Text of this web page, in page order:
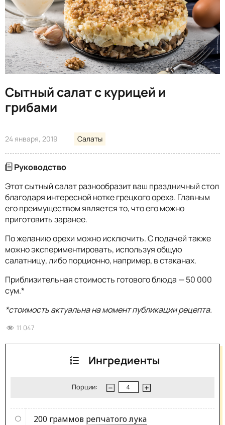
Сытный салат с курицей и
грибами
24 января, 2019 Салаты
Руководство
Этот сытный салат разнообразит ваш праздничный стол
благодаря интересной нотке грецкого ореха. Главным
его преимуществом является то, что его можно
приготовить заранее.
По желанию орехи можно исключить. С подачей также
можно экспериментировать, используя общую
салатницу, либо порционно, например, в стаканах.
Приблизительная стоимость готового блюда — 50 000
сум.*
*стоимость актуальна на момент публикации рецепта.
11 047
Ингредиенты
Порции:
200 граммов репчатого лука